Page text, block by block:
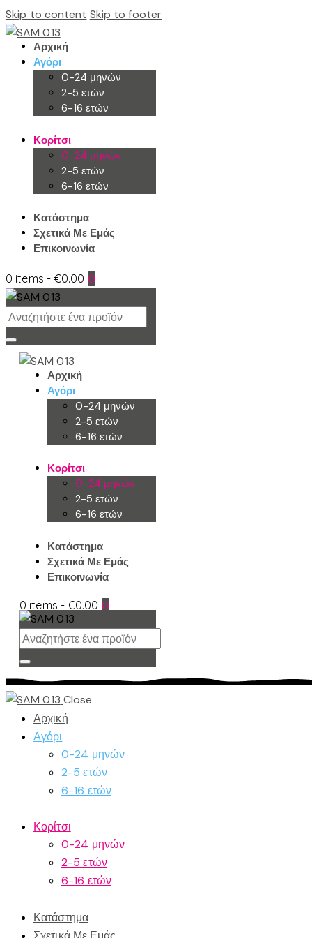
Skip to content Skip to footer
Αρχική
Αγόρι
0-24 μηνών
2-5 ετών
6-16 ετών
Κορίτσι
0-24 μηνών
2-5 ετών
6-16 ετών
Κατάστημα
Σχετικά Με Εμάς
Επικοινωνία
0 items -€0.00 0
Αρχική
Αγόρι
0-24 μηνών
2-5 ετών
6-16 ετών
Κορίτσι
0-24 μηνών
2-5 ετών
6-16 ετών
Κατάστημα
Σχετικά Με Εμάς
Επικοινωνία
0 items -€0.00 0
Close
Αρχική
Αγόρι
0-24 μηνών
2-5 ετών
6-16 ετών
Κορίτσι
0-24 μηνών
2-5 ετών
6-16 ετών
Κατάστημα
Σχετικά Με Εμάς